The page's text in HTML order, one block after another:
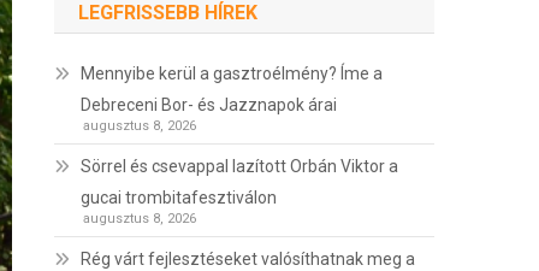
LEGFRISSEBB HÍREK
Mennyibe kerül a gasztroélmény? Íme a
Debreceni Bor- és Jazznapok árai
augusztus 8, 2026
Sörrel és csevappal lazított Orbán Viktor a
gucai trombitafesztiválon
augusztus 8, 2026
Rég várt fejlesztéseket valósíthatnak meg a